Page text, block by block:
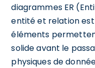
diagrammes ER
entité et relation
éléments
solide avant le
physiques de